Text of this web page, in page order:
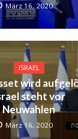
März 16, 2020
ISRAEL
wird
steht vor
Neuwahlen
März 16, 2020